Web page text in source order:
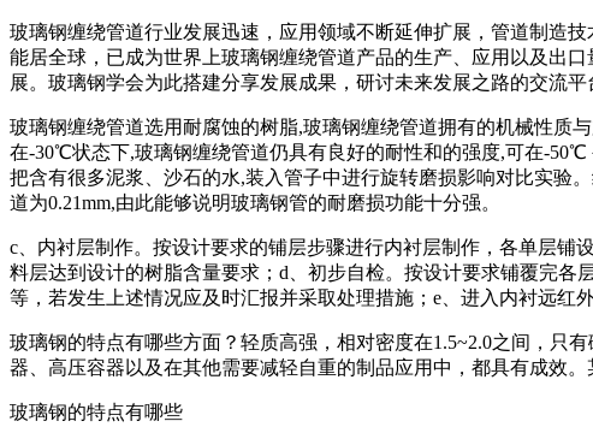
玻璃钢缠绕管道行业发展迅速，应用领域不断延伸扩展，管道制造
能居全球，已成为世界上玻璃钢缠绕管道产品的生产、应用以及出
展。玻璃钢学会为此搭建分享发展成果，研讨未来发展之路的交流平
玻璃钢缠绕管道选用耐腐蚀的树脂,玻璃钢缠绕管道拥有的机械性质
在-30℃状态下,玻璃钢缠绕管道仍具有良好的耐性和的强度,可在-
把含有很多泥浆、沙石的水,装入管子中进行旋转磨损影响对比实验
道为0.21mm,由此能够说明玻璃钢管的耐磨损功能十分强。
c、内衬层制作。按设计要求的铺层步骤进行内衬层制作，各单层
料层达到设计的树脂含量要求；d、初步自检。按设计要求铺覆完
等，若发生上述情况应及时汇报并采取处理措施；e、进入内衬远红
玻璃钢的特点有哪些方面？轻质高强，相对密度在1.5~2.0之间，只
器、高压容器以及在其他需要减轻自重的制品应用中，都具有成效。
玻璃钢的特点有哪些